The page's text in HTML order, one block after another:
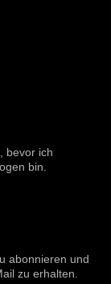
bevor ich
bin.
abonnieren und
zu erhalten.